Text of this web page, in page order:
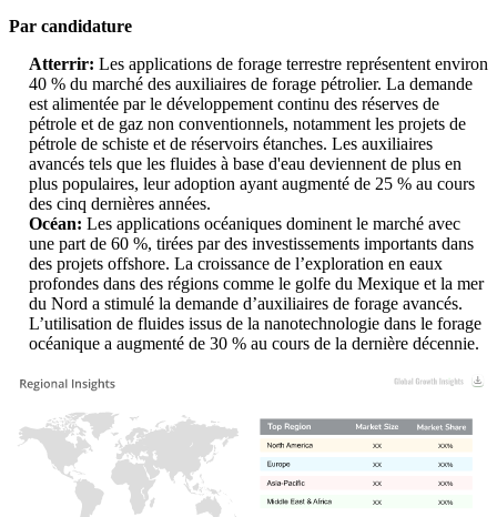
Par candidature
Atterrir: Les applications de forage terrestre représentent environ
40 % du marché des auxiliaires de forage pétrolier. La demande
est alimentée par le développement continu des réserves de
pétrole et de gaz non conventionnels, notamment les projets de
pétrole de schiste et de réservoirs étanches. Les auxiliaires
avancés tels que les fluides à base d'eau deviennent de plus en
plus populaires, leur adoption ayant augmenté de 25 % au cours
des cinq dernières années.
Océan: Les applications océaniques dominent le marché avec
une part de 60 %, tirées par des investissements importants dans
des projets offshore. La croissance de l’exploration en eaux
profondes dans des régions comme le golfe du Mexique et la mer
du Nord a stimulé la demande d’auxiliaires de forage avancés.
L’utilisation de fluides issus de la nanotechnologie dans le forage
océanique a augmenté de 30 % au cours de la dernière décennie.
XX%
XX
XX%
XX
XX%
XX
XX%
XX